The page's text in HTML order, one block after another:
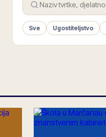
Sve Ugostiteljstvo